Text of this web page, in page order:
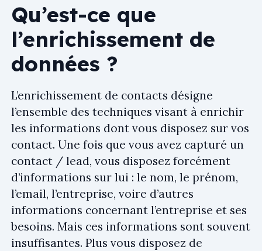
Qu’est-ce que
l’enrichissement de
données ?
L’enrichissement de contacts désigne
l’ensemble des techniques visant à enrichir
les informations dont vous disposez sur vos
contact. Une fois que vous avez capturé un
contact / lead, vous disposez forcément
d’informations sur lui : le nom, le prénom,
l’email, l’entreprise, voire d’autres
informations concernant l’entreprise et ses
besoins. Mais ces informations sont souvent
insuffisantes. Plus vous disposez de